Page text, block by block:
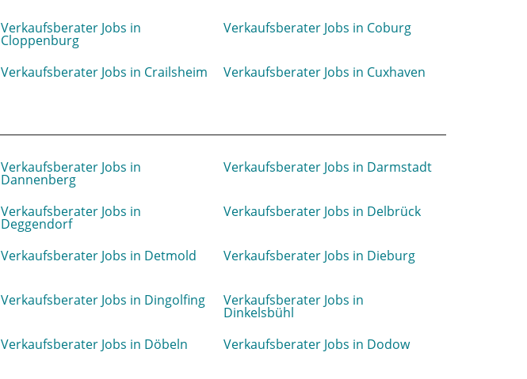
Verkaufsberater Jobs in
Cloppenburg
Verkaufsberater Jobs in Coburg
Verkaufsberater Jobs in Crailsheim Verkaufsberater Jobs in Cuxhaven
Verkaufsberater Jobs in
Dannenberg
Verkaufsberater Jobs in Darmstadt
Verkaufsberater Jobs in
Deggendorf
Verkaufsberater Jobs in Delbrück
Verkaufsberater Jobs in Detmold Verkaufsberater Jobs in Dieburg
Verkaufsberater Jobs in Dingolfing Verkaufsberater Jobs in
Dinkelsbühl
Verkaufsberater Jobs in Döbeln Verkaufsberater Jobs in Dodow